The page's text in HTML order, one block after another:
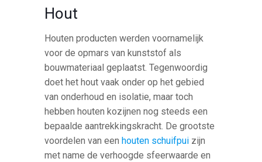
Hout
Houten producten werden voornamelijk
voor de opmars van kunststof als
bouwmateriaal geplaatst. Tegenwoordig
doet het hout vaak onder op het gebied
van onderhoud en isolatie, maar toch
hebben houten kozijnen nog steeds een
bepaalde aantrekkingskracht. De grootste
voordelen van een houten schuifpui zijn
met name de verhoogde sfeerwaarde en